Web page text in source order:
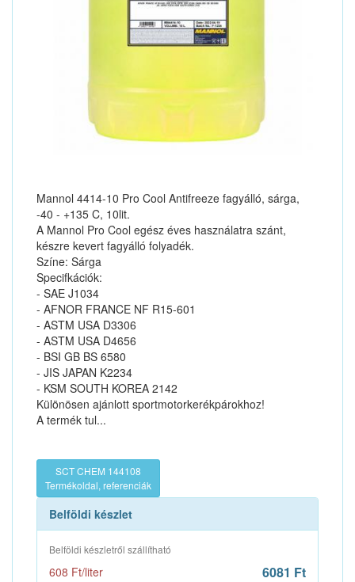
Mannol 4414-10 Pro Cool Antifreeze fagyálló, sárga,
-40 - +135 C, 10lit.
A Mannol Pro Cool egész éves használatra szánt,
készre kevert fagyálló folyadék.
Színe: Sárga
Specifkációk:
- SAE J1034
- AFNOR FRANCE NF R15-601
- ASTM USA D3306
- ASTM USA D4656
- BSI GB BS 6580
- JIS JAPAN K2234
- KSM SOUTH KOREA 2142
Különösen ajánlott sportmotorkerékpárokhoz!
A termék tul...
SCT CHEM 144108
Termékoldal, referenciák
Belföldi készlet
Belföldi készletről szállítható
608 Ft/liter 6081 Ft